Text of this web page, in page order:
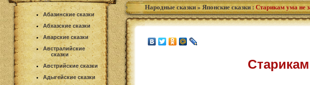
Абазинские сказки
Абхазские сказки
Аварские сказки
Австралийские
сказки
Австрийские сказки
Адыгейские сказки
Народные сказки » Японские сказки : Старикам ума не